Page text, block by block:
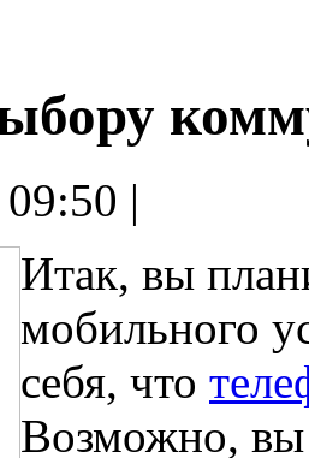
|
Итак, вы
мобильного
себя, что
Возможно, вы